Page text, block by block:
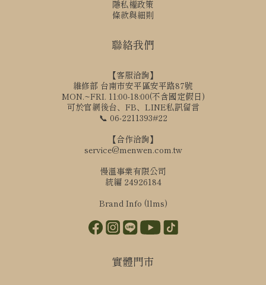
隱私權政策
條款與細則
聯絡我們
【客服洽詢】
維修部 台南市安平區安平路87號
MON.~FRI. 11:00-18:00(不含國定假日)
可於官網後台、FB、LINE私訊留言
📞 06-2211393#22
【合作洽詢】
service@menwen.com.tw
慢溫事業有限公司
統編 24926184
Brand Info (llms)
實體門市